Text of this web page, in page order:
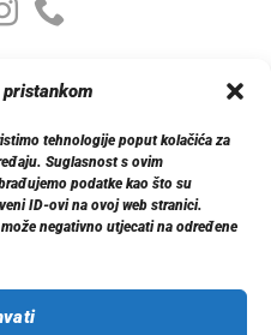
tehnologije poput kolačića za
Suglasnost s ovim
podatke kao što su
ID-ovi na ovoj web stranici.
negativno utjecati na određene
nalog
računa
out
privatnosti